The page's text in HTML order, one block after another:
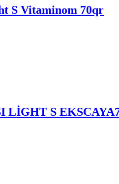
S Vitaminom 70qr
LİGHT S